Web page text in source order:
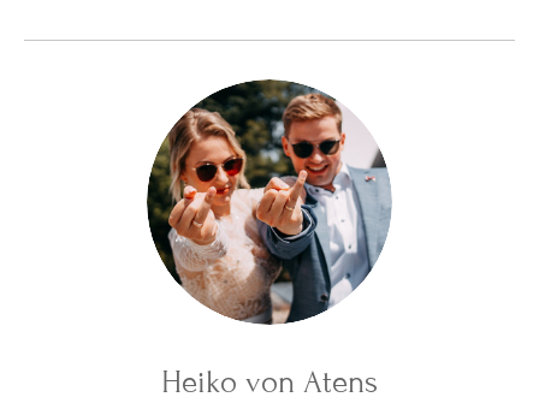
Heiko von Atens